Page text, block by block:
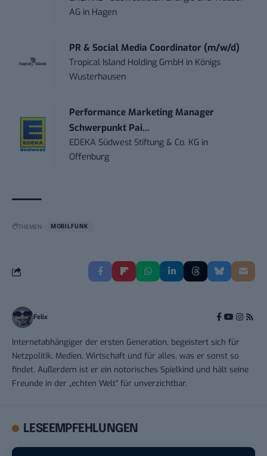
AG in Hagen
PR & Social Media Coordinator (m/w/d)
Tropical Island Holding GmbH in Königs
Wusterhausen
Performance Marketing Manager
Schwerpunkt Pai...
EDEKA Südwest Stiftung & Co. KG in
Offenburg
THEMEN: MOBILFUNK
Felix
Internetabhängiger der ersten Generation, begeistert sich für
Netzpolitik, Medien, Wirtschaft und für alles, was er sonst so
findet. Außerdem ist er ein notorisches Spielkind und hält seine
Freunde in der „echten Welt“ für unverzichtbar.
LESEEMPFEHLUNGEN